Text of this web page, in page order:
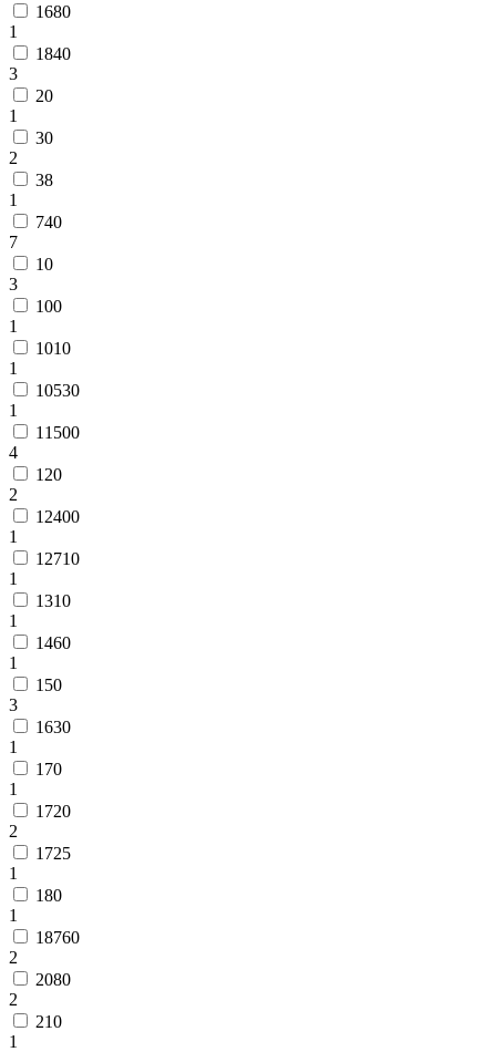
1680
1
1840
3
20
1
30
2
38
1
740
7
10
3
100
1
1010
1
10530
1
11500
4
120
2
12400
1
12710
1
1310
1
1460
1
150
3
1630
1
170
1
1720
2
1725
1
180
1
18760
2
2080
2
210
1